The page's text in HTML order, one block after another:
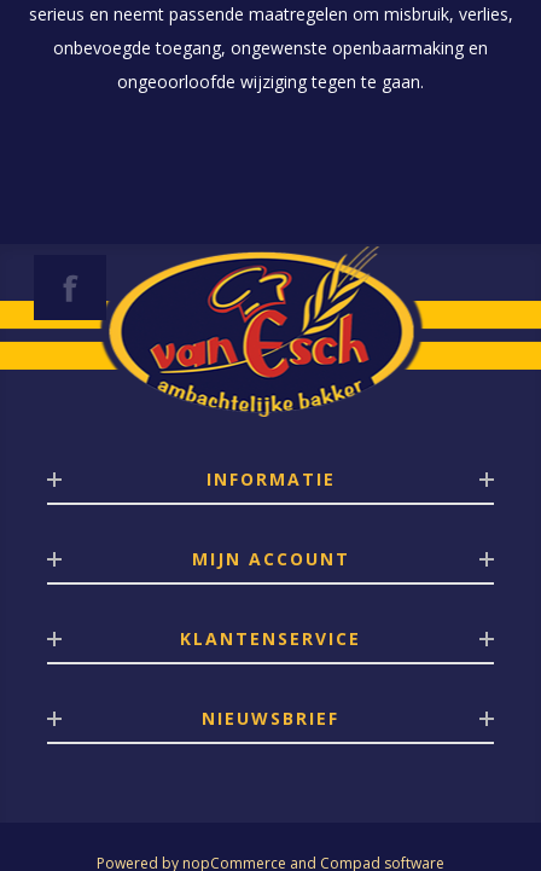
serieus en neemt passende maatregelen om misbruik, verlies,
onbevoegde toegang, ongewenste openbaarmaking en
ongeoorloofde wijziging tegen te gaan.
INFORMATIE
MIJN ACCOUNT
KLANTENSERVICE
NIEUWSBRIEF
Powered by nopCommerce and Compad software